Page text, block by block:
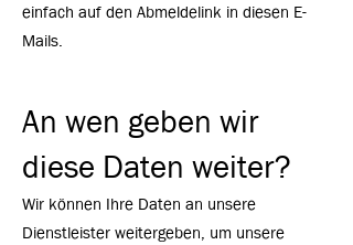
einfach auf den Abmeldelink in diesen E-
Mails.
An wen geben wir
diese Daten weiter?
Wir können Ihre Daten an unsere
Dienstleister weitergeben, um unsere